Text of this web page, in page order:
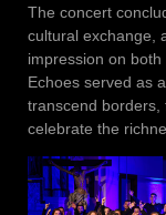
The concert
cultural exchange,
impression on
Echoes served as
transcend borders,
celebrate the